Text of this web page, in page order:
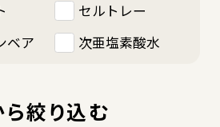
セルトレー
ベア
次亜塩素酸水
絞り込む